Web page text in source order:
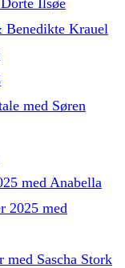
Ilsøe
Benedikte Krauel
med Søren
med Anabella
2025 med
med Sascha Stork